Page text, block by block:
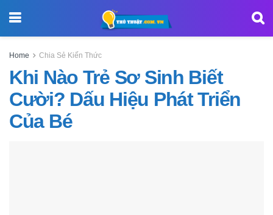
Home Chia Sẻ Kiến Thức
Khi Nào Trẻ Sơ Sinh Biết
Cười? Dấu Hiệu Phát Triển
Của Bé